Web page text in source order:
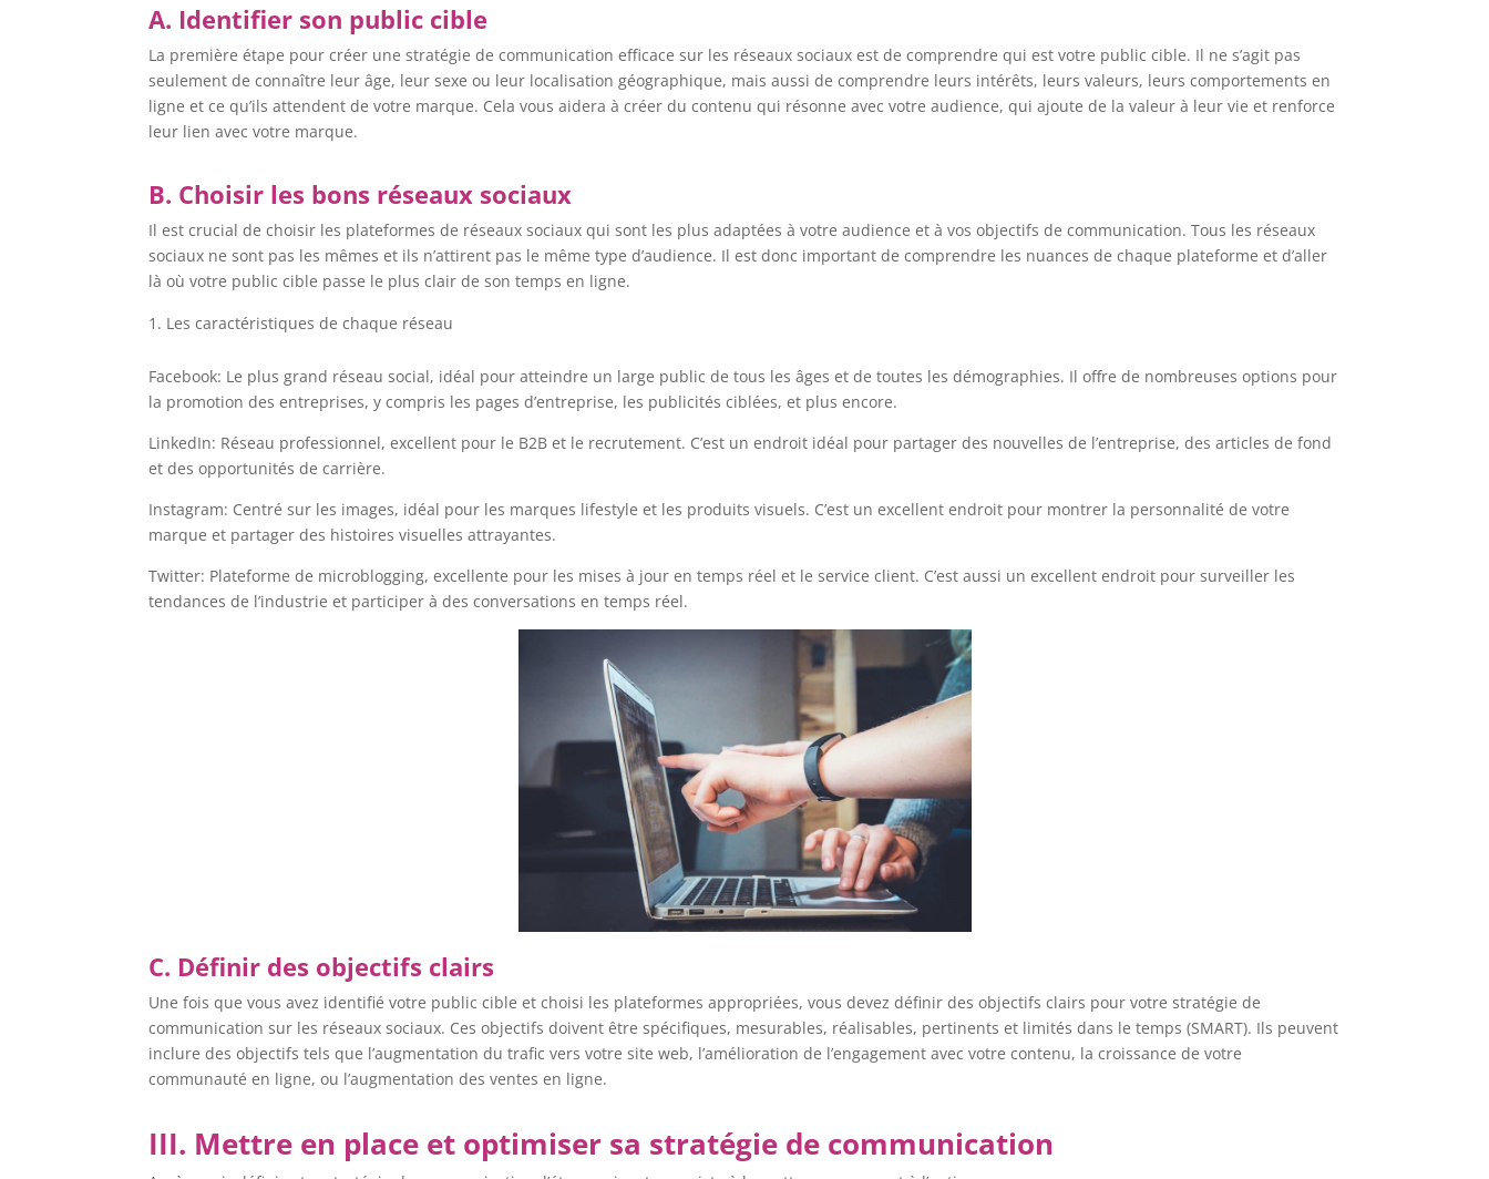
A. Identifier son public cible
La première étape pour créer une stratégie de communication efficace sur les réseaux sociaux est de comprendre qui est votre public cible. Il ne s’agit pas
seulement de connaître leur âge, leur sexe ou leur localisation géographique, mais aussi de comprendre leurs intérêts, leurs valeurs, leurs comportements en
ligne et ce qu’ils attendent de votre marque. Cela vous aidera à créer du contenu qui résonne avec votre audience, qui ajoute de la valeur à leur vie et renforce
leur lien avec votre marque.
B. Choisir les bons réseaux sociaux
Il est crucial de choisir les plateformes de réseaux sociaux qui sont les plus adaptées à votre audience et à vos objectifs de communication. Tous les réseaux
sociaux ne sont pas les mêmes et ils n’attirent pas le même type d’audience. Il est donc important de comprendre les nuances de chaque plateforme et d’aller
là où votre public cible passe le plus clair de son temps en ligne.
Les caractéristiques de chaque réseau
Facebook: Le plus grand réseau social, idéal pour atteindre un large public de tous les âges et de toutes les démographies. Il offre de nombreuses options pour
la promotion des entreprises, y compris les pages d’entreprise, les publicités ciblées, et plus encore.
LinkedIn: Réseau professionnel, excellent pour le B2B et le recrutement. C’est un endroit idéal pour partager des nouvelles de l’entreprise, des articles de fond
et des opportunités de carrière.
Instagram: Centré sur les images, idéal pour les marques lifestyle et les produits visuels. C’est un excellent endroit pour montrer la personnalité de votre
marque et partager des histoires visuelles attrayantes.
Twitter: Plateforme de microblogging, excellente pour les mises à jour en temps réel et le service client. C’est aussi un excellent endroit pour surveiller les
tendances de l’industrie et participer à des conversations en temps réel.
C. Définir des objectifs clairs
Une fois que vous avez identifié votre public cible et choisi les plateformes appropriées, vous devez définir des objectifs clairs pour votre stratégie de
communication sur les réseaux sociaux. Ces objectifs doivent être spécifiques, mesurables, réalisables, pertinents et limités dans le temps (SMART). Ils peuvent
inclure des objectifs tels que l’augmentation du trafic vers votre site web, l’amélioration de l’engagement avec votre contenu, la croissance de votre
communauté en ligne, ou l’augmentation des ventes en ligne.
III. Mettre en place et optimiser sa stratégie de communication